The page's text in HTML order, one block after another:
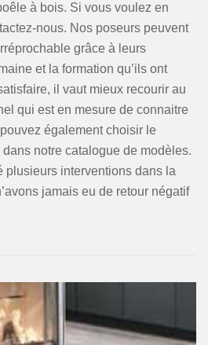
à bois. Si vous voulez en
nous. Nos poseurs peuvent
grâce à leurs
et la formation qu’ils ont
il vaut mieux recourir au
qui est en mesure de connaitre
également choisir le
notre catalogue de modèles.
plusieurs interventions dans la
jamais eu de retour négatif